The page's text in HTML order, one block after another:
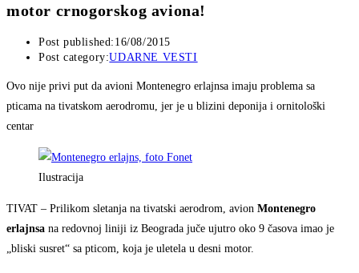
motor crnogorskog aviona!
Post published: 16/08/2015
Post category:UDARNE VESTI
Ovo nije privi put da avioni Montenegro erlajnsa imaju problema sa
pticama na tivatskom aerodromu, jer je u blizini deponija i ornitološki
centar
Ilustracija
TIVAT – Prilikom sletanja na tivatski aerodrom, avion Montenegro
erlajnsa na redovnoj liniji iz Beograda juče ujutro oko 9 časova imao je
„bliski susret“ sa pticom, koja je uletela u desni motor.